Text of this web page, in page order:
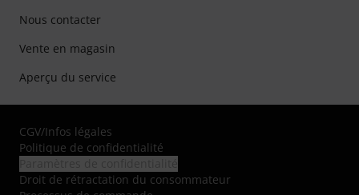
Nous contacter
Vente en magasin
Aperçu du service
CGV/Infos légales
Politique de confidentialité
Droit de rétractation du consommateur